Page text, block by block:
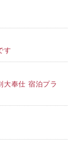
す
奉仕 宿泊プラ